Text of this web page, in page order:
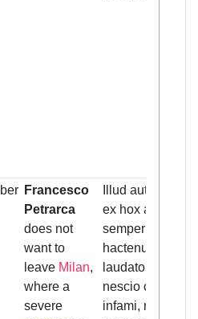
Francesco
Petrarca
does not
want to
leave Milan,
where a
severe
Illud autem quod
ex hox aere
semper
hactenus
laudato, nunc
nescio cur
infami, me ad